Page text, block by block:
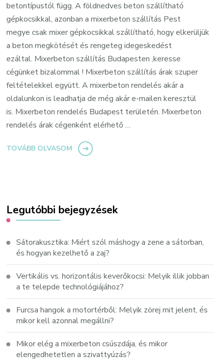
betontípustól függ. A földnedves beton szállítható
gépkocsikkal, azonban a mixerbeton szállítás Pest
megye csak mixer gépkocsikkal szállítható, hogy elkerüljük
a beton megkötését és rengeteg idegeskedést
ezáltal. Mixerbeton szállítás Budapesten ,keresse
cégünket bizalommal ! Mixerbeton szállítás árak szuper
feltételekkel együtt. A mixerbeton rendelés akár a
oldalunkon is leadhatja de még akár e-mailen keresztül
is. Mixerbeton rendelés Budapest területén. Mixerbeton
rendelés árak cégenként elérhető …
TOVÁBB OLVASOM
Legutóbbi bejegyzések
Sátorakusztika: Miért szól máshogy a zene a sátorban,
és hogyan kezelhető a zaj?
Vertikális vs. horizontális keverőkocsi: Melyik illik jobban
a te telepde technológiájához?
Furcsa hangok a motortérből: Melyik zörej mit jelent, és
mikor kell azonnal megállni?
Mikor elég a mixerbeton csúszdája, és mikor
elengedhetetlen a szivattyúzás?